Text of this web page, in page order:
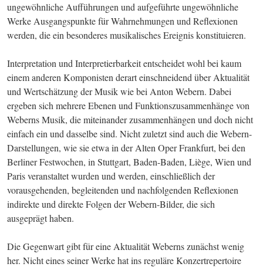
ungewöhnliche Aufführungen und aufgeführte ungewöhnliche
Werke Ausgangspunkte für Wahrnehmungen und Reflexionen
werden, die ein besonderes musikalisches Ereignis konstituieren.
Interpretation und Interpretierbarkeit entscheidet wohl bei kaum
einem anderen Komponisten derart einschneidend über Aktualität
und Wertschätzung der Musik wie bei Anton Webern. Dabei
ergeben sich mehrere Ebenen und Funktionszusammenhänge von
Weberns Musik, die miteinander zusammenhängen und doch nicht
einfach ein und dasselbe sind. Nicht zuletzt sind auch die Webern-
Darstellungen, wie sie etwa in der Alten Oper Frankfurt, bei den
Berliner Festwochen, in Stuttgart, Baden-Baden, Liège, Wien und
Paris veranstaltet wurden und werden, einschließlich der
vorausgehenden, begleitenden und nachfolgenden Reflexionen
indirekte und direkte Folgen der Webern-Bilder, die sich
ausgeprägt haben.
Die Gegenwart gibt für eine Aktualität Weberns zunächst wenig
her. Nicht eines seiner Werke hat ins reguläre Konzertrepertoire